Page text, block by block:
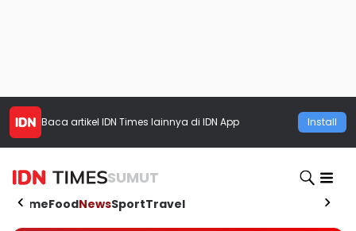
Baca artikel IDN Times lainnya di IDN App Install
SUMUT
HomeFoodNewsSportTravel